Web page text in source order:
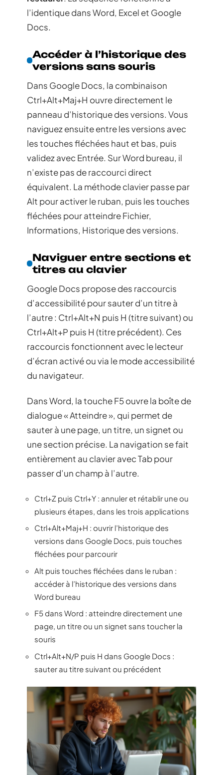
l’identique dans Word, Excel et Google
Docs.
Accéder à l’historique des
versions sans souris
Dans Google Docs, la combinaison
Ctrl+Alt+Maj+H ouvre directement le
panneau d’historique des versions. Vous
naviguez ensuite entre les versions avec
les touches fléchées haut et bas, puis
validez avec Entrée. Sur Word bureau, il
n’existe pas de raccourci direct
équivalent. La méthode clavier passe par
Alt pour activer le ruban, puis les touches
fléchées pour atteindre Fichier,
Informations, Historique des versions.
Naviguer entre sections et
titres au clavier
Google Docs propose des raccourcis
d’accessibilité pour sauter d’un titre à
l’autre : Ctrl+Alt+N puis H (titre suivant) ou
Ctrl+Alt+P puis H (titre précédent). Ces
raccourcis fonctionnent avec le lecteur
d’écran activé ou via le mode accessibilité
du navigateur.
Dans Word, la touche F5 ouvre la boîte de
dialogue « Atteindre », qui permet de
sauter à une page, un titre, un signet ou
une section précise. La navigation se fait
entièrement au clavier avec Tab pour
passer d’un champ à l’autre.
Ctrl+Z puis Ctrl+Y : annuler et rétablir une ou
plusieurs étapes, dans les trois applications
Ctrl+Alt+Maj+H : ouvrir l’historique des
versions dans Google Docs, puis touches
fléchées pour parcourir
Alt puis touches fléchées dans le ruban :
accéder à l’historique des versions dans
Word bureau
F5 dans Word : atteindre directement une
page, un titre ou un signet sans toucher la
souris
Ctrl+Alt+N/P puis H dans Google Docs :
sauter au titre suivant ou précédent